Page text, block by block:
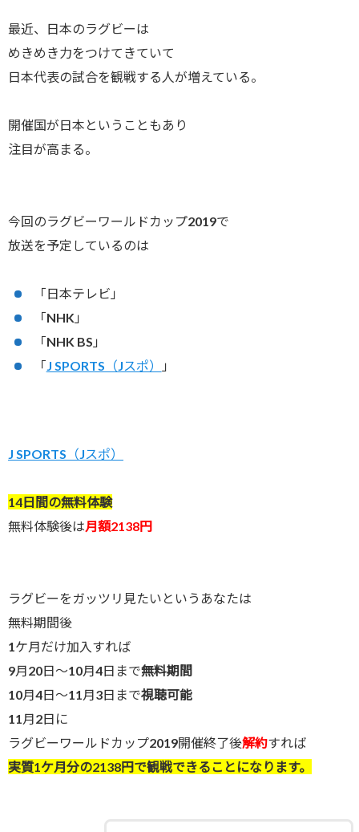
最近、日本のラグビーは
めきめき力をつけてきていて
日本代表の試合を観戦する人が増えている。
開催国が日本ということもあり
注目が高まる。
今回のラグビーワールドカップ2019で
放送を予定しているのは
「日本テレビ」
「NHK」
「NHK BS」
「 J SPORTS（Jスポ） 」
J SPORTS（Jスポ）
14日間の無料体験
無料体験後は月額2138円
ラグビーをガッツリ見たいというあなたは
無料期間後
1ケ月だけ加入すれば
9月20日～10月4日まで無料期間
10月4日～11月3日まで視聴可能
11月2日に
ラグビーワールドカップ2019開催終了後解約すれば
実質1ケ月分の2138円で観戦できることになります。